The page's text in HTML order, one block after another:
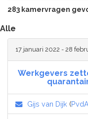
283 kamervragen
Alle
17 januari 2022 - 28
Werkgevers
Gijs van Dijk (PvdA